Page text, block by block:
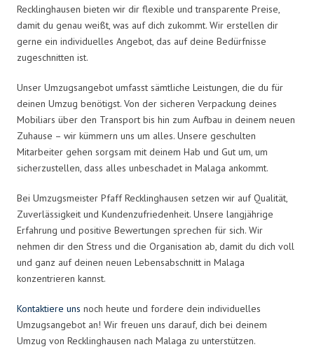
Recklinghausen bieten wir dir flexible und transparente Preise,
damit du genau weißt, was auf dich zukommt. Wir erstellen dir
gerne ein individuelles Angebot, das auf deine Bedürfnisse
zugeschnitten ist.
Unser Umzugsangebot umfasst sämtliche Leistungen, die du für
deinen Umzug benötigst. Von der sicheren Verpackung deines
Mobiliars über den Transport bis hin zum Aufbau in deinem neuen
Zuhause – wir kümmern uns um alles. Unsere geschulten
Mitarbeiter gehen sorgsam mit deinem Hab und Gut um, um
sicherzustellen, dass alles unbeschadet in Malaga ankommt.
Bei Umzugsmeister Pfaff Recklinghausen setzen wir auf Qualität,
Zuverlässigkeit und Kundenzufriedenheit. Unsere langjährige
Erfahrung und positive Bewertungen sprechen für sich. Wir
nehmen dir den Stress und die Organisation ab, damit du dich voll
und ganz auf deinen neuen Lebensabschnitt in Malaga
konzentrieren kannst.
Kontaktiere uns noch heute und fordere dein individuelles
Umzugsangebot an! Wir freuen uns darauf, dich bei deinem
Umzug von Recklinghausen nach Malaga zu unterstützen.